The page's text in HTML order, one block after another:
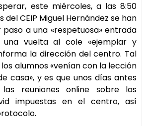
este miércoles, a las 8:50
del CEIP Miguel Hernández se han
a una «respetuosa» entrada
vuelta al cole «ejemplar y
la dirección del centro. Tal
alumnos «venían con la lección
casa», y es que unos días antes
reuniones online sobre las
impuestas en el centro, así